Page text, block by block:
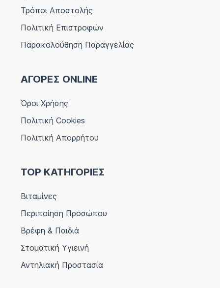
Τρόποι Αποστολής
Πολιτική Επιστροφών
Παρακολούθηση Παραγγελίας
ΑΓΟΡΕΣ ONLINE
Όροι Χρήσης
Πολιτική Cookies
Πολιτική Απορρήτου
TOP ΚΑΤΗΓΟΡΙΕΣ
Βιταμίνες
Περιποίηση Προσώπου
Βρέφη & Παιδιά
Στοματική Υγιεινή
Αντηλιακή Προστασία